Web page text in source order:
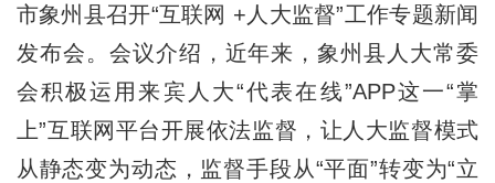
市象州县召开“互联网 +人大监督”工作专题新闻
发布会。会议介绍，近年来，象州县人大常委
会积极运用来宾人大“代表在线”APP这一“掌
上”互联网平台开展依法监督，让人大监督模式
从静态变为动态，监督手段从“平面”转变为“立